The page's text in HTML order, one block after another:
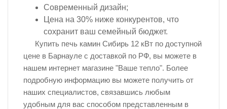
Современный дизайн;
Цена на 30% ниже конкурентов, что
сохранит ваш семейный бюджет.
Купить печь камин Сибирь 12 кВт по доступной
цене в Барнауле с доставкой по РФ, вы можете в
нашем интернет магазине "Ваше тепло". Более
подробную информацию вы можете получить от
наших специалистов, связавшись любым
удобным для вас способом представленным в